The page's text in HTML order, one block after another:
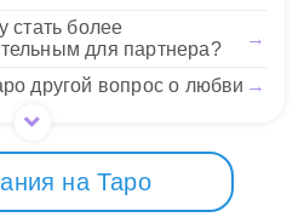
стать более
для партнера?
→
другой вопрос о любви →
на Таро